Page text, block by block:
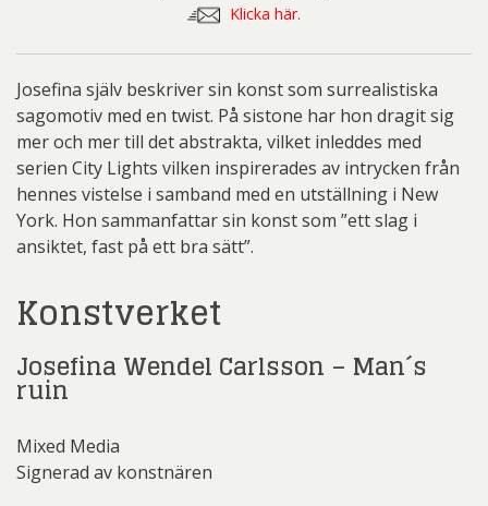
Klicka här.
Josefina själv beskriver sin konst som surrealistiska
sagomotiv med en twist. På sistone har hon dragit sig
mer och mer till det abstrakta, vilket inleddes med
serien City Lights vilken inspirerades av intrycken från
hennes vistelse i samband med en utställning i New
York. Hon sammanfattar sin konst som ”ett slag i
ansiktet, fast på ett bra sätt”.
Konstverket
Josefina Wendel Carlsson – Man´s
ruin
Mixed Media
Signerad av konstnären